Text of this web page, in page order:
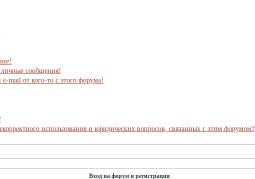
сообщения!
mail от кого-то с этого форума!
использования и юридических вопросов, связанных с этим форумом?
Вход на форум и регистрация